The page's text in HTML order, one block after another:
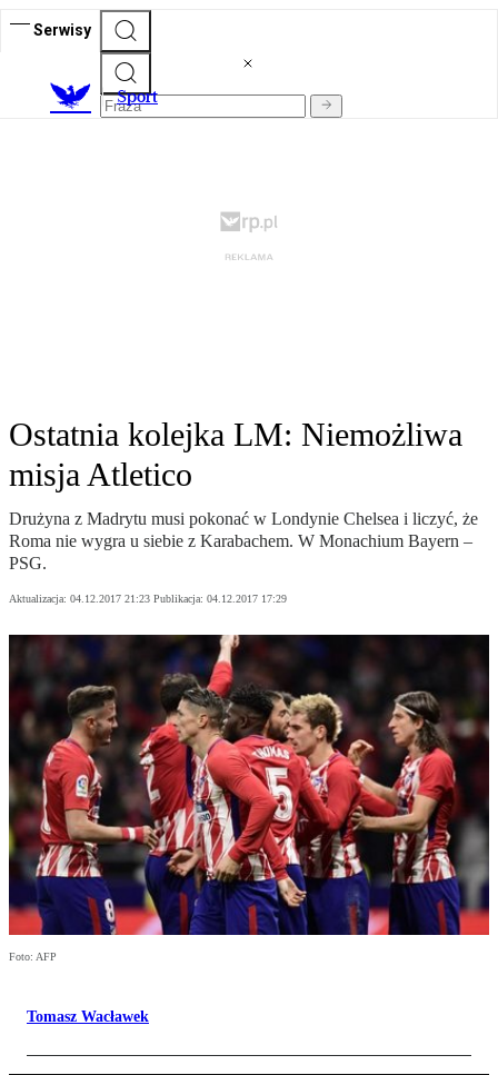
Serwisy
Sport
Ostatnia kolejka LM: Niemożliwa
misja Atletico
Drużyna z Madrytu musi pokonać w Londynie Chelsea i liczyć, że
Roma nie wygra u siebie z Karabachem. W Monachium Bayern –
PSG.
Aktualizacja: 04.12.2017 21:23 Publikacja: 04.12.2017 17:29
Foto: AFP
Tomasz Wacławek